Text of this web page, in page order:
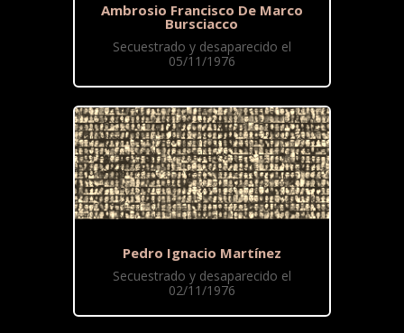
Ambrosio Francisco De Marco
Bursciacco
Secuestrado y desaparecido el
05/11/1976
Pedro Ignacio Martínez
Secuestrado y desaparecido el
02/11/1976